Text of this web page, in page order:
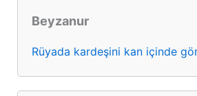
Beyzanur
Rüyada kardeşini kan içinde